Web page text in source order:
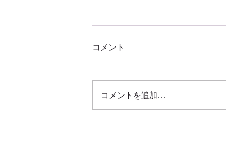
台湾旅行で体験したい！本場
コメント
コメントを追加…